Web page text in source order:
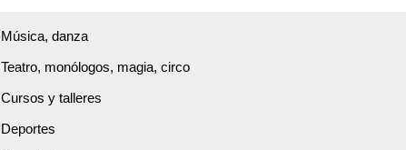
Música, danza
Teatro, monólogos, magia, circo
Cursos y talleres
Deportes